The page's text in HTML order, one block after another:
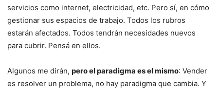
servicios como internet, electricidad, etc. Pero sí, en cómo
gestionar sus espacios de trabajo. Todos los rubros
estarán afectados. Todos tendrán necesidades nuevos
para cubrir. Pensá en ellos.
Algunos me dirán, pero el paradigma es el mismo: Vender
es resolver un problema, no hay paradigma que cambia. Y